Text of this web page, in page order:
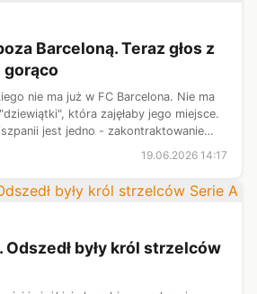
Barceloną. Teraz głos z
gorąco
nie ma już w FC Barcelona. Nie ma
która zajęłaby jego miejsce.
jest jedno - zakontraktowanie
klubu rozpoczęły już nawet starania
19.06.2026 14:17
Odszedł były król strzelców